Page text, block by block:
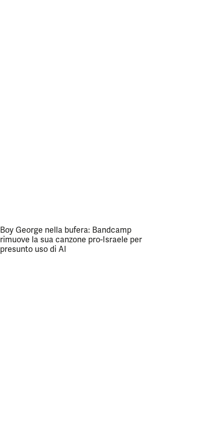
Boy George nella bufera: Bandcamp
rimuove la sua canzone pro-Israele per
presunto uso di AI